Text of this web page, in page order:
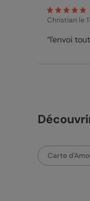
Christian le
“l'envoi
Carte